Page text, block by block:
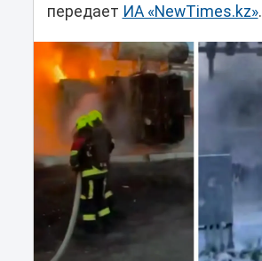
передает ИА «NewTimes.kz».